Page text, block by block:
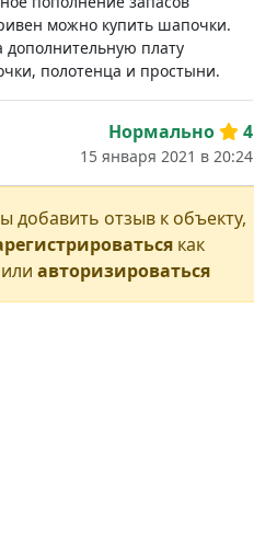
можно купить шапочки.
дополнительную плату
полотенца и простыни.
Нормально 4
15 января 2021 в 20:24
добавить отзыв к объекту,
как
авторизироваться